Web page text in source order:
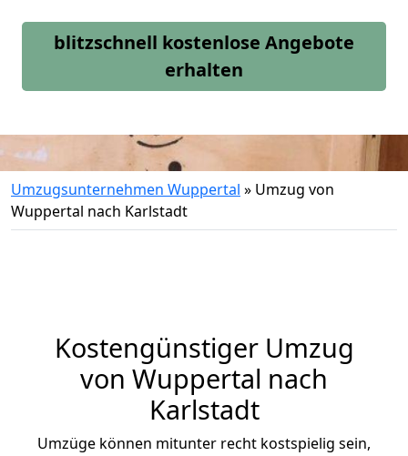
blitzschnell kostenlose Angebote
erhalten
Umzugsunternehmen Wuppertal » Umzug von
Wuppertal nach Karlstadt
Kostengünstiger Umzug
von Wuppertal nach
Karlstadt
Umzüge können mitunter recht kostspielig sein,